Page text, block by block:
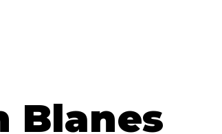
Blanes